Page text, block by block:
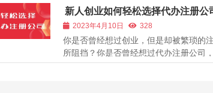
算、财务管理、税务筹划等服务的专业
择一家优秀的代理记账机构对于企业的
和税务筹划至关重要。那么，如何选择
新人创业如何轻松选择代办注册公
2023年4月10日 328
你是否曾经想过创业，但是却被繁琐的
所阻挡？你是否曾经想过代办注册公司
不知道如何选择可靠的代办机构？今天